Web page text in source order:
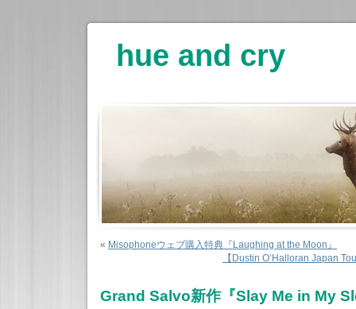
hue and cry
« Misophoneウェブ購入特典『Laughing at the Moon』
【Dustin O’Halloran Japan
Grand Salvo新作『Slay Me in My